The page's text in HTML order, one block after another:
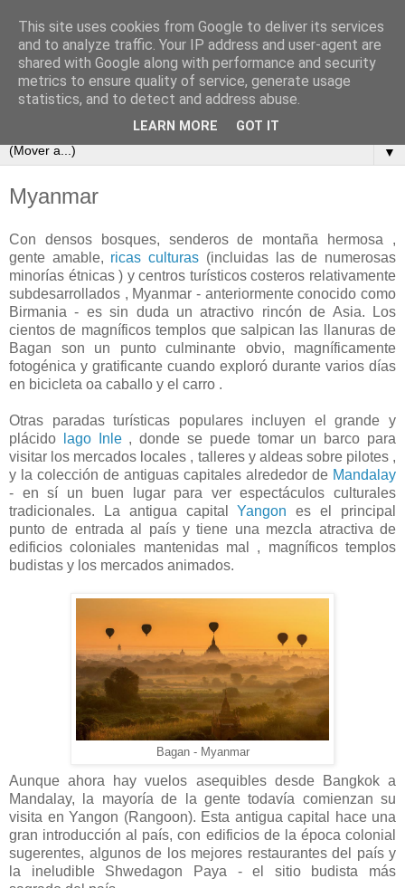
▼
Myanmar
Con densos bosques, senderos de montaña hermosa ,
gente amable, ricas culturas (incluidas las de numerosas
minorías étnicas ) y centros turísticos costeros relativamente
subdesarrollados , Myanmar - anteriormente conocido como
Birmania - es sin duda un atractivo rincón de Asia. Los
cientos de magníficos templos que salpican las llanuras de
Bagan son un punto culminante obvio, magníficamente
fotogénica y gratificante cuando exploró durante varios días
en bicicleta oa caballo y el carro .
Otras paradas turísticas populares incluyen el grande y
plácido
lago Inle, donde se puede tomar un barco para
visitar los mercados locales , talleres y aldeas sobre pilotes ,
y la colección de antiguas capitales alrededor de Mandalay
- en sí un buen lugar para ver espectáculos culturales
tradicionales. La antigua capitalYangon es el principal
punto de entrada al país y tiene una mezcla atractiva de
edificios coloniales mantenidas mal , magníficos templos
budistas y los mercados animados.
Bagan - Myanmar
Aunque ahora hay vuelos asequibles desde Bangkok a
Mandalay, la mayoría de la gente todavía comienzan su
visita en Yangon (Rangoon). Esta antigua capital hace una
gran introducción al país, con edificios de la época colonial
sugerentes, algunos de los mejores restaurantes del país y
la ineludible Shwedagon Paya - el sitio budista más
This site uses cookies from Google to deliver its services
and to analyze traffic. Your IP address and user-agent are
shared with Google along with performance and security
metrics to ensure quality of service, generate usage
statistics, and to detect and address abuse.
LEARN MORE GOT IT